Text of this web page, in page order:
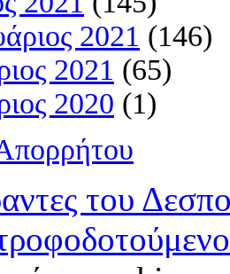
2021 (146)
2021 (65)
2020 (1)
του